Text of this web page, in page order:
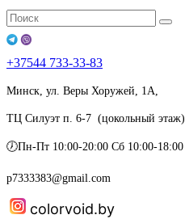
+37544 733-33-83
Минск, ул. Веры Хоружей, 1А,
ТЦ Силуэт п. 6-7 (цокольный этаж)
🕖Пн-Пт 10:00-20:00 Сб 10:00-18:00
p7333383@gmail.com
colorvoid.by